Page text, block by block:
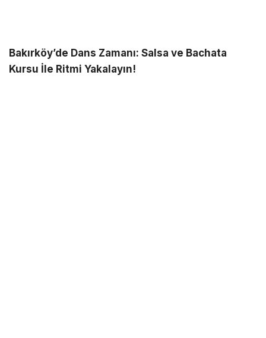
Bakırköy’de Dans Zamanı: Salsa ve Bachata
Kursu İle Ritmi Yakalayın!